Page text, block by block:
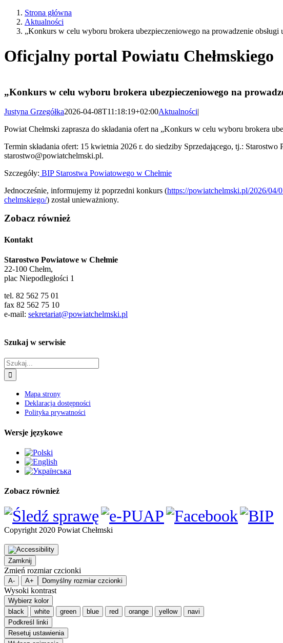
Strona główna
Aktualności
„Konkurs w celu wyboru brokera ubezpieczeniowego na prowadzenie obsługi
Oficjalny portal Powiatu Chełmskiego
„Konkurs w celu wyboru brokera ubezpieczeniowego na
Justyna Grzegółka2026-04-08T11:18:19+02:00Aktualności|
Powiat Chełmski zaprasza do składania ofert na „Konkurs w celu wyboru brokera
Termin składania ofert: 15 kwietnia 2026 r. do siedziby Sprzedającego, tj.:
starostwo@powiatchelmski.pl.
Szczegóły: BIP Starostwa Powiatowego w Chełmie
Jednocześnie, informujemy iż poprzedni konkurs (https://powiatchelmski.pl/2026/04/
chelmskiego/) został unieważniony.
Zobacz również
Kontakt
Starostwo Powiatowe w Chełmie
22-100 Chełm,
plac Niepodległości 1
tel. 82 562 75 01
fax 82 562 75 10
e-mail: sekretariat@powiatchelmski.pl
Szukaj w serwisie
Szukaj
Mapa strony
Deklaracja dostępności
Polityka prywatności
Wersje językowe
Zobacz również
Copyright 2020 Powiat Chełmski
Zamknij
Zmień rozmiar czcionki
A- A+ Domyślny rozmiar czcionki
Wysoki kontrast
Wybierz kolor
black
white green blue red orange yellow
navi
Podkreśl linki
Resetuj ustawienia